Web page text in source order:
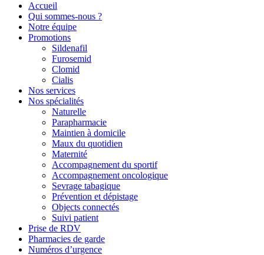
Accueil
Qui sommes-nous ?
Notre équipe
Promotions
Sildenafil
Furosemid
Clomid
Cialis
Nos services
Nos spécialités
Naturelle
Parapharmacie
Maintien à domicile
Maux du quotidien
Maternité
Accompagnement du sportif
Accompagnement oncologique
Sevrage tabagique
Prévention et dépistage
Objects connectés
Suivi patient
Prise de RDV
Pharmacies de garde
Numéros d’urgence